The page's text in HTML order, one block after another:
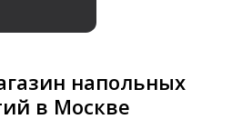
напольных
в Москве